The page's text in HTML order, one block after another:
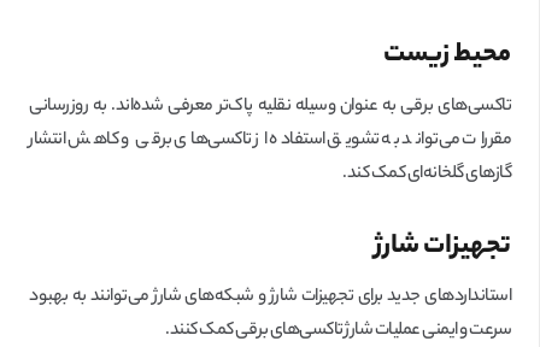
محیط زیست
تاکسی‌های برقی به عنوان وسیله نقلیه پاک‌تر معرفی شده‌اند. به روز‌رسانی
مقررات می‌تواند به تشویق استفاده از تاکسی‌های برقی و کاهش انتشار
گازهای گلخانه‌ای کمک کند.
تجهیزات شارژ
استانداردهای جدید برای تجهیزات شارژ و شبکه‌های شارژ می‌توانند به بهبود
سرعت و ایمنی عملیات شارژ تاکسی‌های برقی کمک کنند.